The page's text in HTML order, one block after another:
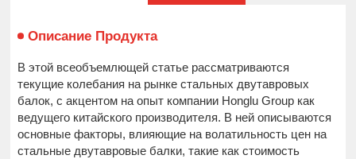
Описание Продукта
В этой всеобъемлющей статье рассматриваются
текущие колебания на рынке стальных двутавровых
балок, с акцентом на опыт компании Honglu Group как
ведущего китайского производителя. В ней описываются
основные факторы, влияющие на волатильность цен на
стальные двутавровые балки, такие как стоимость